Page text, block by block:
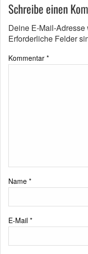
Schreibe einen
Deine E-Mail-
Erforderliche Felder
Kommentar *
Name *
E-Mail *